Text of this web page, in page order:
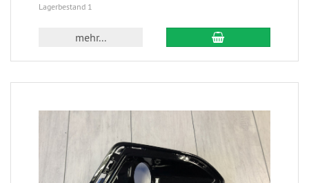
Lagerbestand 1
mehr...